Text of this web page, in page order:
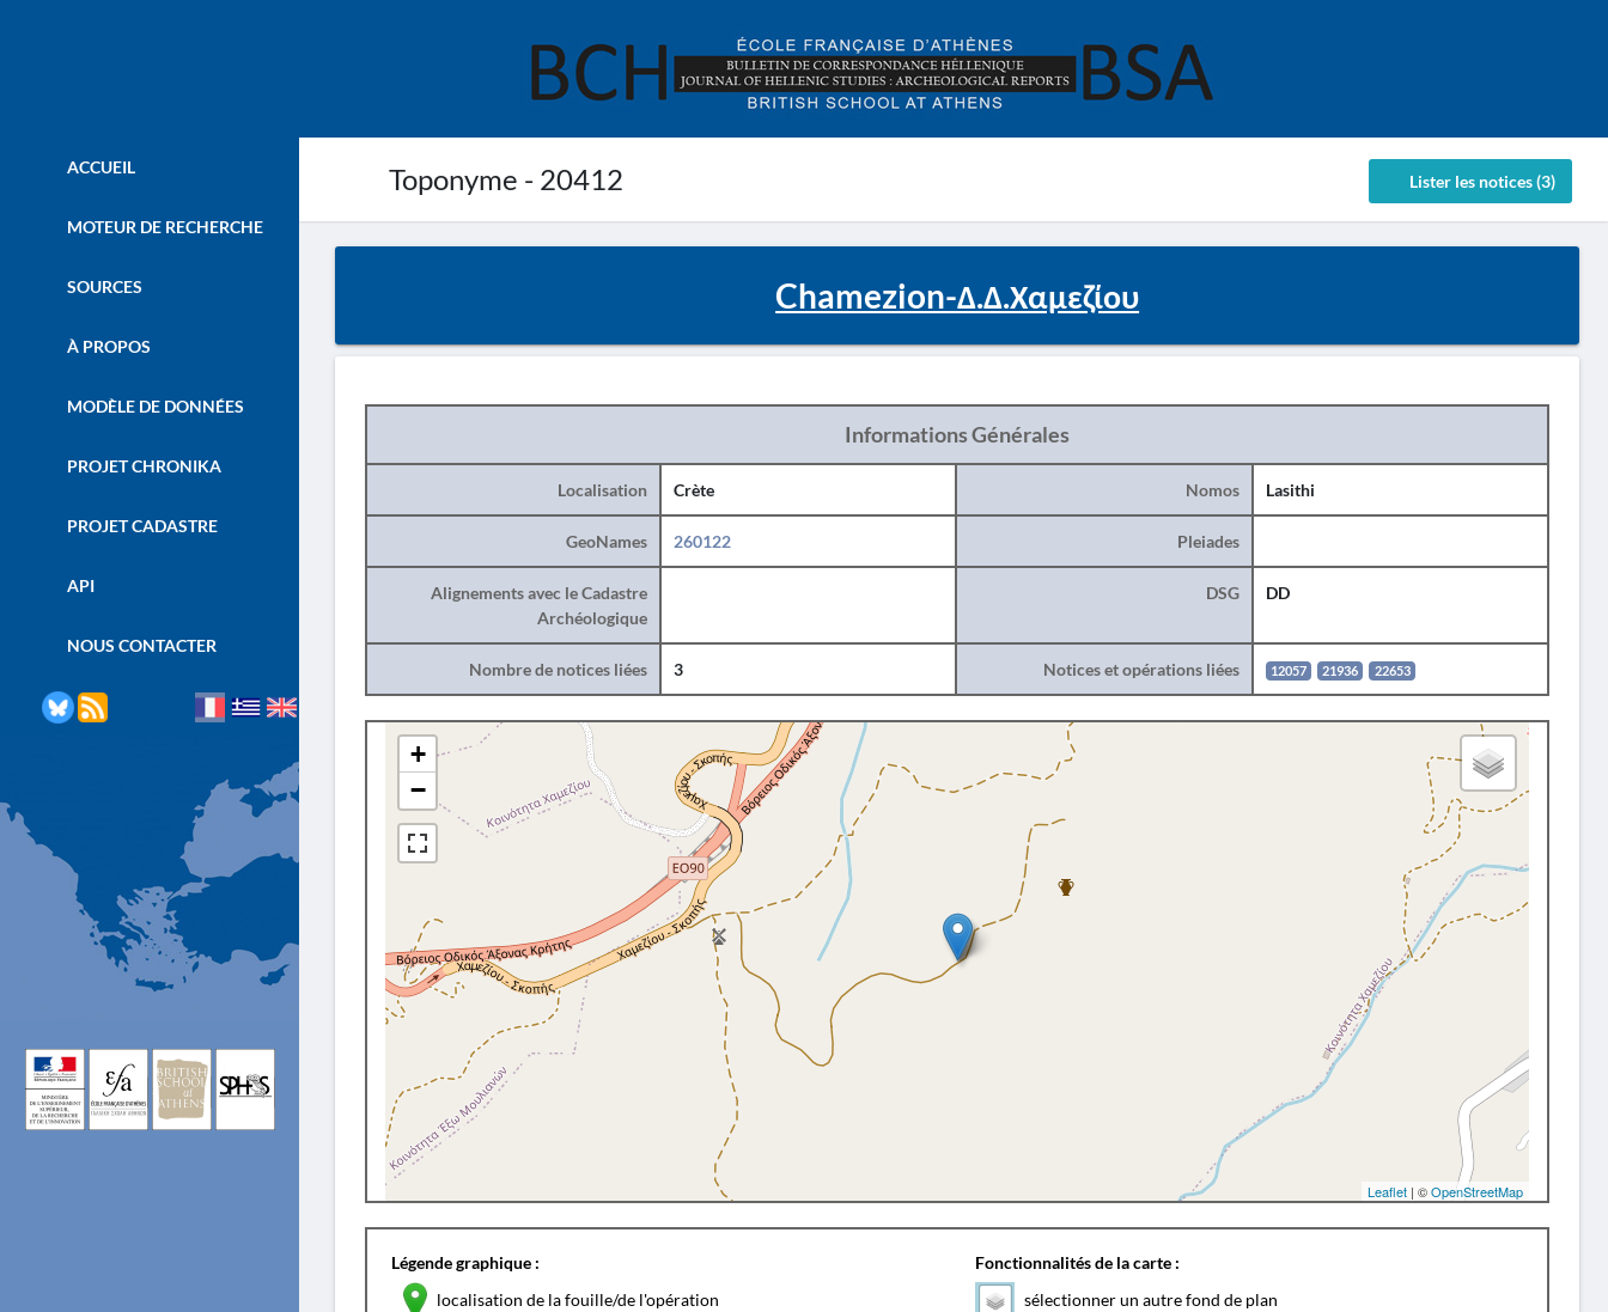
Toponyme - 20412 Lister les notices (3)
ACCUEIL
MOTEUR DE RECHERCHE
SOURCES
À PROPOS
MODÈLE DE DONNÉES
PROJET CHRONIKA
PROJET CADASTRE
API
NOUS CONTACTER
Chamezion-Δ.Δ.Χαμεζίου
Informations Générales
Localisation Crète Nomos Lasithi
GeoNames 260122 Pleiades
Alignements avec le Cadastre
Archéologique
DSG DD
Nombre de notices liées 3 Notices et opérations liées 12057 21936 22653
+
−
Leaflet | ©OpenStreetMap
Légende graphique :
localisation de la fouille/de l'opération
Fonctionnalités de la carte :
sélectionner un autre fond de plan